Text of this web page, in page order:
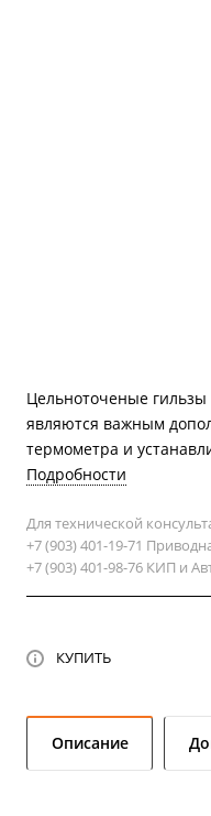
Цельноточеные
являются важным
термометра и
Подробности
Для технической
+7 (903) 401-19-71
+7 (903) 401-98-76 КИП и
КУПИТЬ
Описание